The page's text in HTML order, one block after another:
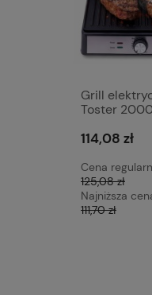
Grill
Toster
XXL
114,08 zł
Cena
125,08 zł
Najniższa
111,70 zł